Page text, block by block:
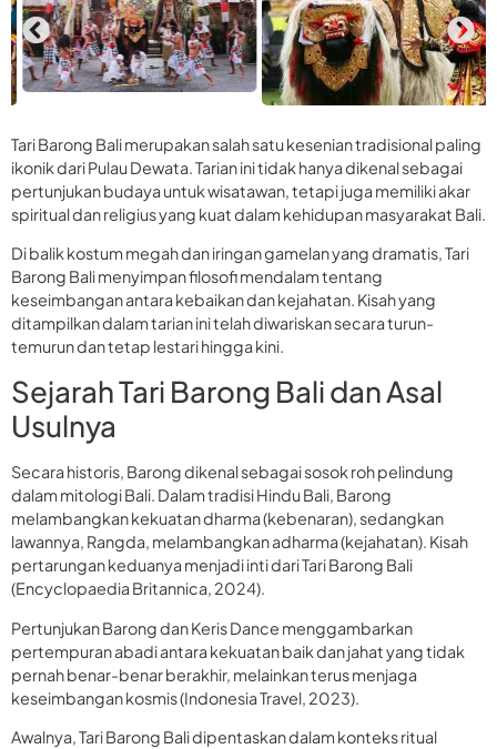
Tari Barong Bali merupakan salah satu kesenian tradisional paling
ikonik dari Pulau Dewata. Tarian ini tidak hanya dikenal sebagai
pertunjukan budaya untuk wisatawan, tetapi juga memiliki akar
spiritual dan religius yang kuat dalam kehidupan masyarakat Bali.
Di balik kostum megah dan iringan gamelan yang dramatis, Tari
Barong Bali menyimpan filosofi mendalam tentang
keseimbangan antara kebaikan dan kejahatan. Kisah yang
ditampilkan dalam tarian ini telah diwariskan secara turun-
temurun dan tetap lestari hingga kini.
Sejarah Tari Barong Bali dan Asal
Usulnya
Secara historis, Barong dikenal sebagai sosok roh pelindung
dalam mitologi Bali. Dalam tradisi Hindu Bali, Barong
melambangkan kekuatan dharma (kebenaran), sedangkan
lawannya, Rangda, melambangkan adharma (kejahatan). Kisah
pertarungan keduanya menjadi inti dari Tari Barong Bali
(Encyclopaedia Britannica, 2024).
Pertunjukan Barong dan Keris Dance menggambarkan
pertempuran abadi antara kekuatan baik dan jahat yang tidak
pernah benar-benar berakhir, melainkan terus menjaga
keseimbangan kosmis (Indonesia Travel, 2023).
Awalnya, Tari Barong Bali dipentaskan dalam konteks ritual